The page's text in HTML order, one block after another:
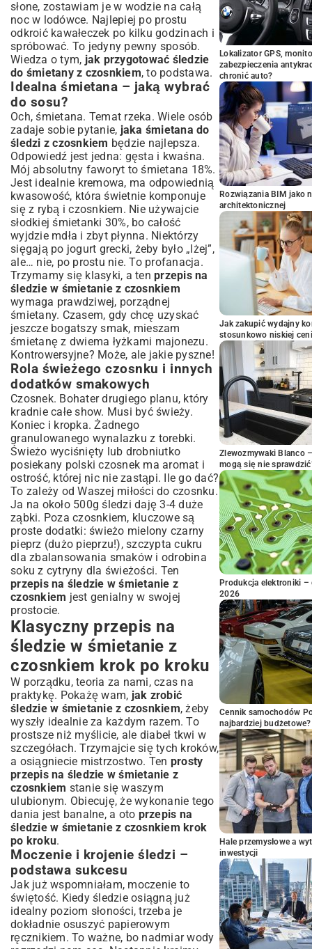
słone, zostawiam je w wodzie na całą
noc w lodówce. Najlepiej po prostu
odkroić kawałeczek po kilku godzinach i
spróbować. To jedyny pewny sposób.
Wiedza o tym, jak przygotować śledzie
do śmietany z czosnkiem, to podstawa.
Idealna śmietana – jaką wybrać
do sosu?
Och, śmietana. Temat rzeka. Wiele osób
zadaje sobie pytanie, jaka śmietana do
śledzi z czosnkiem będzie najlepsza.
Odpowiedź jest jedna: gęsta i kwaśna.
Mój absolutny faworyt to śmietana 18%.
Jest idealnie kremowa, ma odpowiednią
kwasowość, która świetnie komponuje
się z rybą i czosnkiem. Nie używajcie
słodkiej śmietanki 30%, bo całość
wyjdzie mdła i zbyt płynna. Niektórzy
sięgają po jogurt grecki, żeby było „lżej”,
ale… nie, po prostu nie. To profanacja.
Trzymamy się klasyki, a ten przepis na
śledzie w śmietanie z czosnkiem
wymaga prawdziwej, porządnej
śmietany. Czasem, gdy chcę uzyskać
jeszcze bogatszy smak, mieszam
śmietanę z dwiema łyżkami majonezu.
Kontrowersyjne? Może, ale jakie pyszne!
Rola świeżego czosnku i innych
dodatków smakowych
Czosnek. Bohater drugiego planu, który
kradnie całe show. Musi być świeży.
Koniec i kropka. Żadnego
granulowanego wynalazku z torebki.
Świeżo wyciśnięty lub drobniutko
posiekany polski czosnek ma aromat i
ostrość, której nic nie zastąpi. Ile go dać?
To zależy od Waszej miłości do czosnku.
Ja na około 500g śledzi daję 3-4 duże
ząbki. Poza czosnkiem, kluczowe są
proste dodatki: świeżo mielony czarny
pieprz (dużo pieprzu!), szczypta cukru
dla zbalansowania smaków i odrobina
soku z cytryny dla świeżości. Ten
przepis na śledzie w śmietanie z
czosnkiem jest genialny w swojej
prostocie.
Klasyczny przepis na
śledzie w śmietanie z
czosnkiem krok po kroku
W porządku, teoria za nami, czas na
praktykę. Pokażę wam, jak zrobić
śledzie w śmietanie z czosnkiem, żeby
wyszły idealnie za każdym razem. To
prostsze niż myślicie, ale diabeł tkwi w
szczegółach. Trzymajcie się tych kroków,
a osiągniecie mistrzostwo. Ten prosty
przepis na śledzie w śmietanie z
czosnkiem stanie się waszym
ulubionym. Obiecuję, że wykonanie tego
dania jest banalne, a oto przepis na
śledzie w śmietanie z czosnkiem krok
po kroku.
Moczenie i krojenie śledzi –
podstawa sukcesu
Jak już wspomniałam, moczenie to
świętość. Kiedy śledzie osiągną już
idealny poziom słoności, trzeba je
dokładnie osuszyć papierowym
ręcznikiem. To ważne, bo nadmiar wody
Lokalizator GPS,
zabezpieczenia
chronić auto?
Rozwiązania BIM jako
architektonicznej
Jak zakupić wydajny
stosunkowo niskiej
Zlewozmywaki Blanco
mogą się nie
Produkcja elektroniki –
2026
Cennik samochodów
najbardziej budżetowe?
Hale przemysłowe a
inwestycji